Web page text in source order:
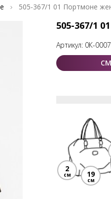
505-367/1 01 Портмоне
505-367/1
Артикул: 0К-
2
см 19
см